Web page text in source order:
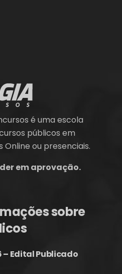
é uma escola
públicos em
Online ou presenciais.
em aprovação.
sobre
– Edital Publicado